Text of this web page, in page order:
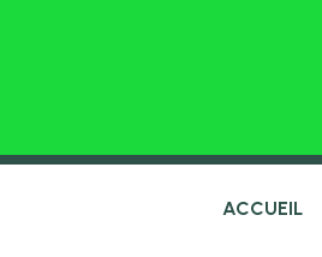
ACCUEIL